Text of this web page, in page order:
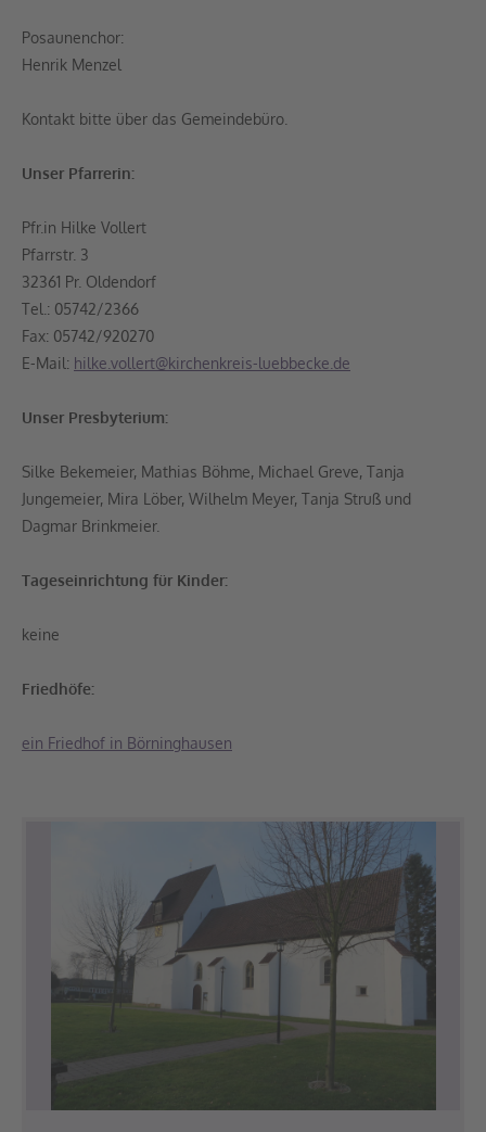
Posaunenchor:
Henrik Menzel
Kontakt bitte über das Gemeindebüro.
Unser Pfarrerin:
Pfr.in Hilke Vollert
Pfarrstr. 3
32361 Pr. Oldendorf
Tel.: 05742/2366
Fax: 05742/920270
E-Mail: hilke.vollert@kirchenkreis-luebbecke.de
Unser Presbyterium:
Silke Bekemeier, Mathias Böhme, Michael Greve, Tanja
Jungemeier, Mira Löber, Wilhelm Meyer, Tanja Struß und
Dagmar Brinkmeier.
Tageseinrichtung für Kinder:
keine
Friedhöfe:
ein Friedhof in Börninghausen